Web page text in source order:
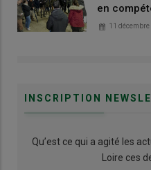
en
11 décembre
INSCRIPTION
Qu’est ce qui a agité les
Loire ces